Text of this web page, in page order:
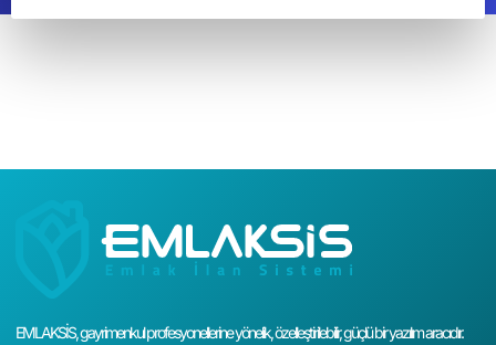
EMLAKSİS, gayrimenkul profesyonellerine yönelik, özelleştirilebilir, güçlü bir yazılım aracıdır.